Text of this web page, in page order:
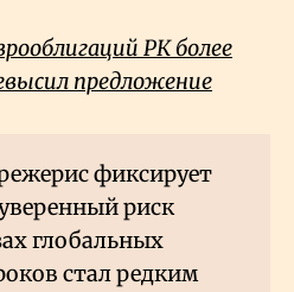
РК более
предложение
фиксирует
риск
глобальных
стал редким